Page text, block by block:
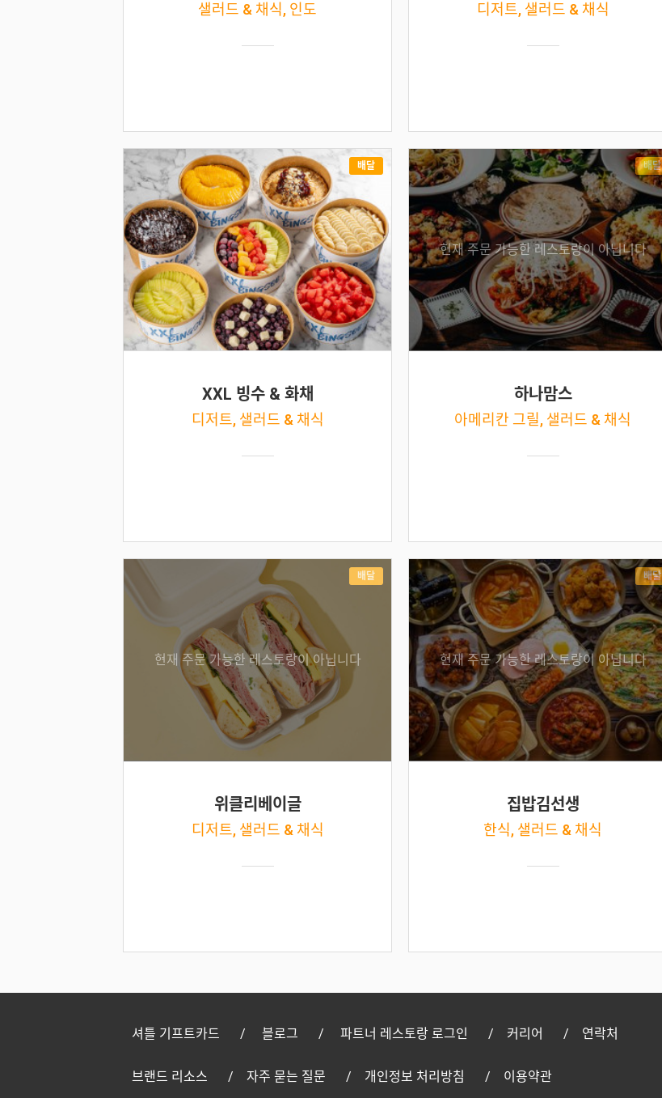
샐러드 & 채식, 인도 디저트, 샐러드 & 채식
배달
XXL 빙수 & 화채
디저트, 샐러드 & 채식
배달
현재 주문 가능한 레스토랑이 아닙니다
하나맘스
아메리칸 그릴, 샐러드 & 채식
배달
현재 주문 가능한 레스토랑이 아닙니다
위클리베이글
디저트, 샐러드 & 채식
배달
현재 주문 가능한 레스토랑이 아닙니다
집밥김선생
한식, 샐러드 & 채식
셔틀 기프트카드 블로그 파트너 레스토랑 로그인 커리어 연락처
브랜드 리소스 자주 묻는 질문 개인정보 처리방침 이용약관